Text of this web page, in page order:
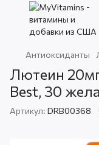
Антиоксиданты
Лютеин
Best, 30
Артикул: DRB00368